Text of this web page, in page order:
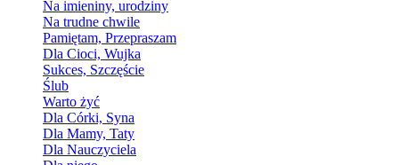
Na imieniny, urodziny
Na trudne chwile
Pamiętam, Przepraszam
Dla Cioci, Wujka
Sukces, Szczęście
Ślub
Warto żyć
Dla Córki, Syna
Dla Mamy, Taty
Dla Nauczyciela